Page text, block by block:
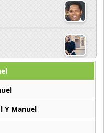
Y Manuel